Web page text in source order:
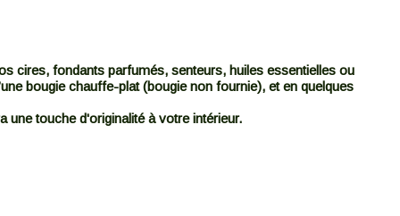
cires, fondants parfumés, senteurs, huiles essentielles ou
bougie chauffe-plat (bougie non fournie), et en quelques
touche d'originalité à votre intérieur.